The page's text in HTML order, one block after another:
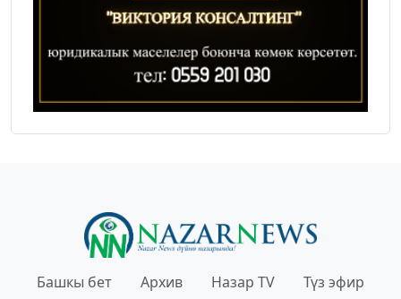
Башкы бет Архив Назар TV Түз эфир